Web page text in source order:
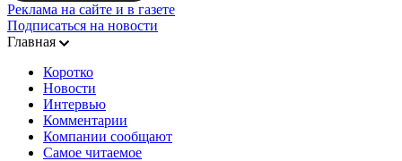
Реклама на сайте и в газете
Подписаться на новости
Главная
Коротко
Новости
Интервью
Комментарии
Компании сообщают
Самое читаемое